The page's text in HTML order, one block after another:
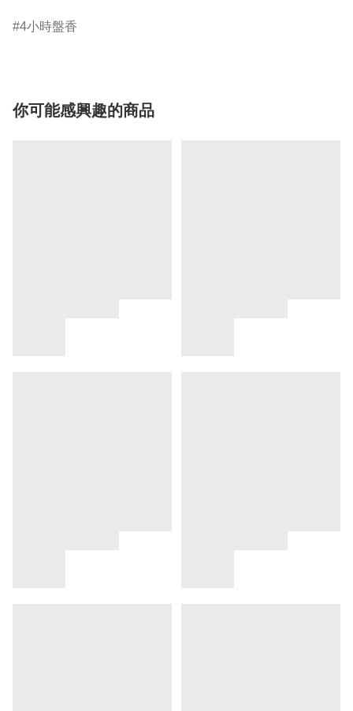
4小時盤香
你可能感興趣的商品